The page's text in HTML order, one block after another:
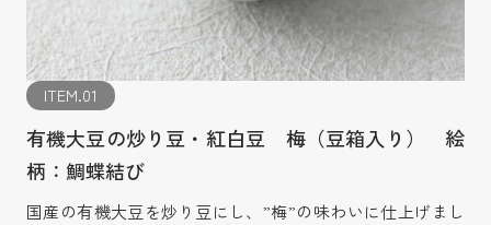
ITEM.01
有機大豆の炒り豆・紅白豆 梅（豆箱入り） 絵
柄：鯛蝶結び
国産の有機大豆を炒り豆にし、”梅”の味わいに仕上げまし